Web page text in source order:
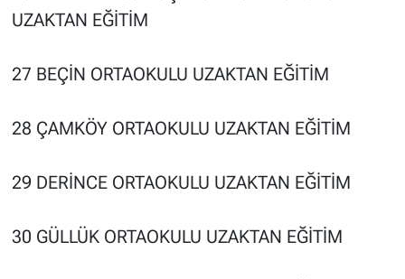
UZAKTAN EĞİTİM
27 BEÇİN ORTAOKULU UZAKTAN EĞİTİM
28 ÇAMKÖY ORTAOKULU UZAKTAN EĞİTİM
29 DERİNCE ORTAOKULU UZAKTAN EĞİTİM
30 GÜLLÜK ORTAOKULU UZAKTAN EĞİTİM